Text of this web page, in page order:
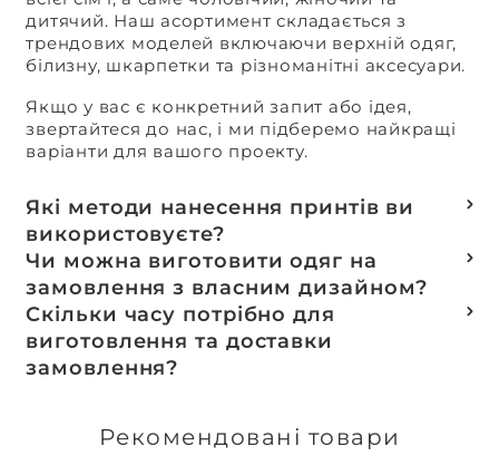
дитячий. Наш асортимент складається з
трендових моделей включаючи верхній одяг,
білизну, шкарпетки та різноманітні аксесуари.
Якщо у вас є конкретний запит або ідея,
звертайтеся до нас, і ми підберемо найкращі
варіанти для вашого проекту.
Які методи нанесення принтів ви
використовуєте?
Термотранферний
Шовкотрафаретний
DTF – друк
Машинна вишивка
Чи можна виготовити одяг на
замовлення з власним дизайном?
Так, ми спеціалізуємося на розробці колекцій
та мерчу під ключ, цей процес включає підбір
тканин, розробку лекал, дизай та
завершується пошиттям готового виробу.
Скільки часу потрібно для
виготовлення та доставки
замовлення?
виготовлення індивідуальних замовлень
Рекомендовані товари